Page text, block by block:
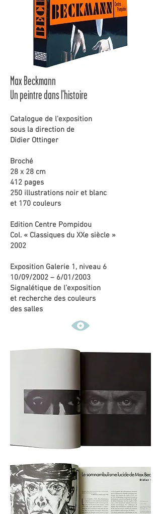
Max Beckmann
Un peintre dans l'histoire
Catalogue de l'exposition
sous la direction de
Didier Ottinger
Broché
28 x 28 cm
412 pages
250 illustrations noir et blanc
et 170 couleurs
Edition Centre Pompidou
Col. « Classiques du XXe siècle »
2002
Exposition Galerie 1, niveau 6
10/09/2002 – 6/01/2003
Signalétique de l’exposition
et recherche des couleurs
des salles